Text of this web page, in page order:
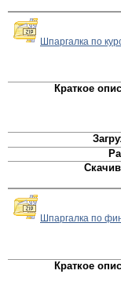
Шпаргалка по
Краткое
Шпаргалка по
Краткое